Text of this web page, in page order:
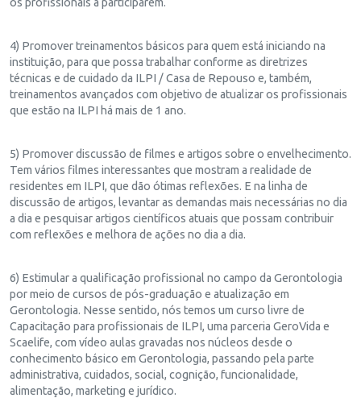
4) Promover treinamentos básicos para quem está iniciando na
instituição, para que possa trabalhar conforme as diretrizes
técnicas e de cuidado da ILPI / Casa de Repouso e, também,
treinamentos avançados com objetivo de atualizar os profissionais
que estão na ILPI há mais de 1 ano.
5) Promover discussão de filmes e artigos sobre o envelhecimento.
Tem vários filmes interessantes que mostram a realidade de
residentes em ILPI, que dão ótimas reflexões. E na linha de
discussão de artigos, levantar as demandas mais necessárias no dia
a dia e pesquisar artigos científicos atuais que possam contribuir
com reflexões e melhora de ações no dia a dia.
6) Estimular a qualificação profissional no campo da Gerontologia
por meio de cursos de pós-graduação e atualização em
Gerontologia. Nesse sentido, nós temos um curso livre de
Capacitação para profissionais de ILPI, uma parceria GeroVida e
Scaelife, com vídeo aulas gravadas nos núcleos desde o
conhecimento básico em Gerontologia, passando pela parte
administrativa, cuidados, social, cognição, funcionalidade,
alimentação, marketing e jurídico.